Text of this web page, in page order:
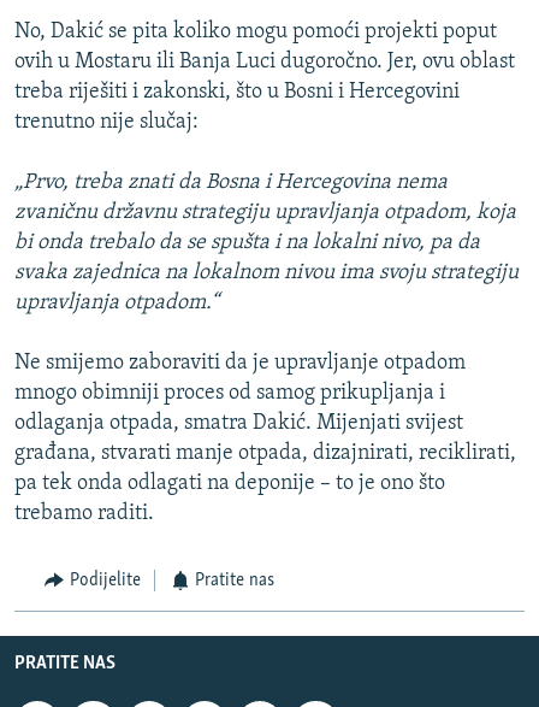
No, Dakić se pita koliko mogu pomoći projekti poput
ovih u Mostaru ili Banja Luci dugoročno. Jer, ovu oblast
treba riješiti i zakonski, što u Bosni i Hercegovini
trenutno nije slučaj:
„Prvo, treba znati da Bosna i Hercegovina nema
zvaničnu državnu strategiju upravljanja otpadom, koja
bi onda trebalo da se spušta i na lokalni nivo, pa da
svaka zajednica na lokalnom nivou ima svoju strategiju
upravljanja otpadom.“
Ne smijemo zaboraviti da je upravljanje otpadom
mnogo obimniji proces od samog prikupljanja i
odlaganja otpada, smatra Dakić. Mijenjati svijest
građana, stvarati manje otpada, dizajnirati, reciklirati,
pa tek onda odlagati na deponije – to je ono što
trebamo raditi.
Podijelite Pratite nas
PRATITE NAS